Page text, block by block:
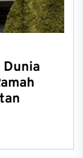
Dunia